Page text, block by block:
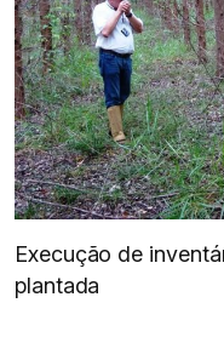
Execução de
plantada